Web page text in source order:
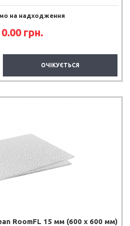
на надходження
0.00 грн.
ОЧІКУЄТЬСЯ
RoomFL 15 мм (600 х 600 мм)